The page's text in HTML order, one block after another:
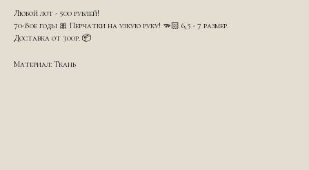
Любой лот - 500 рублей!
70-80е годы 🎀 Перчатки на узкую руку! 🫳🏻 6,5 - 7 размер.
Доставка от 300р. 📦
Материал: Ткань